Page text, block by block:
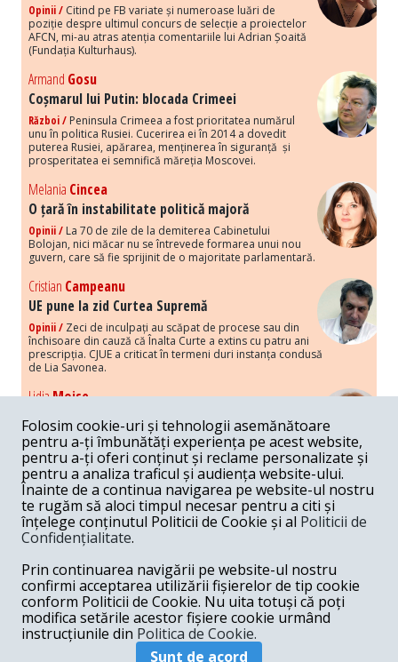
Opinii / Citind pe FB variate și numeroase luări de
poziție despre ultimul concurs de selecție a proiectelor
AFCN, mi-au atras atenția comentariile lui Adrian Șoaită
(Fundația Kulturhaus).
Armand Gosu
Coșmarul lui Putin: blocada Crimeei
Război / Peninsula Crimeea a fost prioritatea numărul
unu în politica Rusiei. Cucerirea ei în 2014 a dovedit
puterea Rusiei, apărarea, menținerea în siguranță și
prosperitatea ei semnifică măreția Moscovei.
Melania Cincea
O țară în instabilitate politică majoră
Opinii / La 70 de zile de la demiterea Cabinetului
Bolojan, nici măcar nu se întrevede formarea unui nou
guvern, care să fie sprijinit de o majoritate parlamentară.
Cristian Campeanu
UE pune la zid Curtea Supremă
Opinii / Zeci de inculpați au scăpat de procese sau din
închisoare din cauză că Înalta Curte a extins cu patru ani
prescripția. CJUE a criticat în termeni duri instanța condusă
de Lia Savonea.
LidiaMoise
Costurile economice ale haosului politic
Opinii / Economia nu poate rezista cu retorica falsă a
susținerii intereselor poporului, care, de fapt, ascunde
obsesia menținerii privilegiilor și a averilor unor caste.
Melania Cincea
Noi puseuri de xenofobie din partea românilor
„neaoși”
Periodic, în spațiul public sunt voci care lansează
mesaje xenofobe la adresa câte unui politician care deranjează un
anumit grup politico-mediatic, într-un anumit moment.
ArmandGosu
Unirea cu Moldova: modele istorice
Unirea cu Moldova depinde de intensitatea
Folosim cookie-uri și tehnologii asemănătoare
pentru a-ți îmbunătăți experiența pe acest website,
pentru a-ți oferi conținut și reclame personalizate și
pentru a analiza traficul și audiența website-ului.
Înainte de a continua navigarea pe website-ul nostru
te rugăm să aloci timpul necesar pentru a citi și
înțelege conținutul Politicii de Cookie și al Politicii de
Confidențialitate.
Prin continuarea navigării pe website-ul nostru
confirmi acceptarea utilizării fișierelor de tip cookie
conform Politicii de Cookie. Nu uita totuși că poți
modifica setările acestor fișiere cookie urmând
instrucțiunile din Politica de Cookie.
Sunt de acord